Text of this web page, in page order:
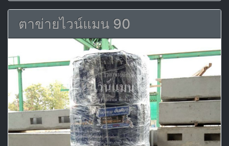
ตาข่ายไวน์แมน 90